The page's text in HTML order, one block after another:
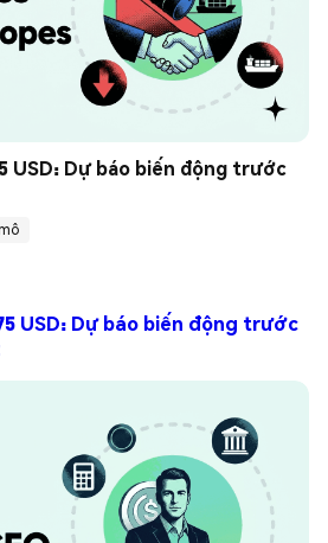
USD: Dự báo biến động trước
USD: Dự báo biến động trước